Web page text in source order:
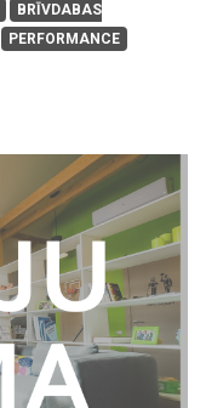
BRĪVDABAS
PERFORMANCE